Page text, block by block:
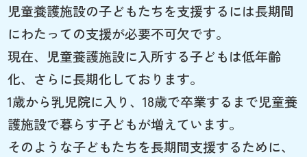
児童養護施設の子どもたちを支援するには長期間
にわたっての支援が必要不可欠です。
現在、児童養護施設に入所する子どもは低年齢
化、さらに長期化しております。
1歳から乳児院に入り、18歳で卒業するまで児童養
護施設で暮らす子どもが増えています。
そのような子どもたちを長期間支援するために、